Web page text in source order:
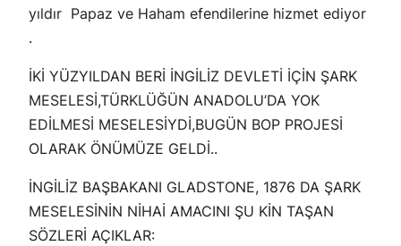
yıldır Papaz ve Haham efendilerine hizmet ediyor
.
İKİ YÜZYILDAN BERİ İNGİLİZ DEVLETİ İÇİN ŞARK
MESELESİ,TÜRKLÜĞÜN ANADOLU’DA YOK
EDİLMESİ MESELESİYDİ,BUGÜN BOP PROJESİ
OLARAK ÖNÜMÜZE GELDİ..
İNGİLİZ BAŞBAKANI GLADSTONE, 1876 DA ŞARK
MESELESİNİN NİHAİ AMACINI ŞU KİN TAŞAN
SÖZLERİ AÇIKLAR: